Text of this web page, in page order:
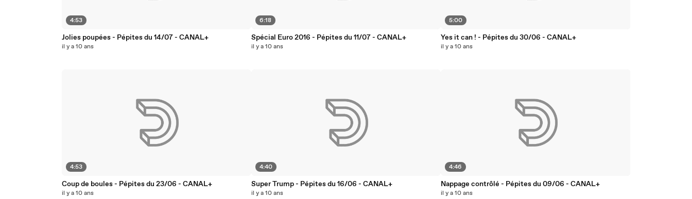
4:53
Jolies poupées - Pépites du 14/07 - CANAL+
il y a 10 ans
4:53
Coup de boules - Pépites du 23/06 - CANAL+
il y a 10 ans
6:18
Spécial Euro 2016 - Pépites du 11/07 - CANAL+
il y a 10 ans
4:40
Super Trump - Pépites du 16/06 - CANAL+
il y a 10 ans
5:00
Yes it can ! - Pépites du 30/06 - CANAL+
il y a 10 ans
4:46
Nappage contrôlé - Pépites du 09/06 - CANAL+
il y a 10 ans